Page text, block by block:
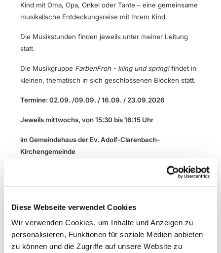
Diese Webseite verwendet Cookies
Wir verwenden Cookies, um Inhalte und Anzeigen zu
personalisieren, Funktionen für soziale Medien anbieten
zu können und die Zugriffe auf unsere Website zu
Kind mit Oma, Opa, Onkel oder Tante – eine gemeinsame
musikalische Entdeckungsreise mit Ihrem Kind.
Die Musikstunden finden jeweils unter meiner Leitung
statt.
Die Musikgruppe FarbenFroh - kling und spring!findet in
kleinen, thematisch in sich geschlossenen Blöcken statt.
Termine: 02.09. /09.09. / 16.09. / 23.09.2026
Jeweils mittwochs, von 15:30 bis 16:15 Uhr
im Gemeindehaus der Ev. Adolf-Clarenbach-
Kirchengemeinde
blockweise online und umfasst die jeweiligen vier
Für Anregungen und Fragen stehe ich gerne zur
Verfügung:ursula.wilhelm@ekir.de